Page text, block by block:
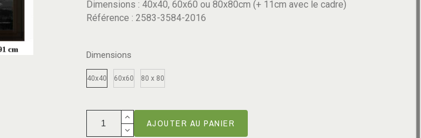
Dimensions : 40x40, 60x60 ou 80x80cm (+ 11cm avec le cadre)
Référence : 2583-3584-2016
Dimensions
40x40 60x60 80 x 80
AJOUTER AU PANIER